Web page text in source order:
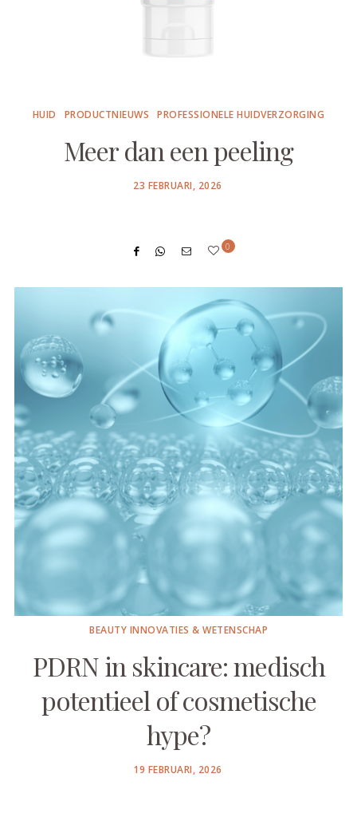
HUID PRODUCTNIEUWS PROFESSIONELE HUIDVERZORGING
Meer dan een peeling
POSTED
23 FEBRUARI, 2026
0
BEAUTY INNOVATIES & WETENSCHAP
PDRN in skincare: medisch
potentieel of cosmetische
hype?
POSTED
19 FEBRUARI, 2026